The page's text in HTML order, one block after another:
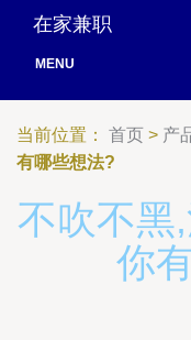
在家兼职
MENU
当前位置： 首页 > 产
有哪些想法?
不吹不黑
你